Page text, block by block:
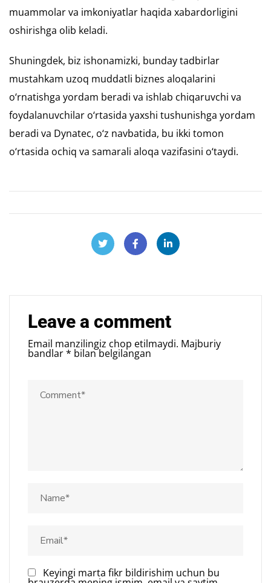
muammolar va imkoniyatlar haqida xabardorligini
oshirishga olib keladi.
Shuningdek, biz ishonamizki, bunday tadbirlar
mustahkam uzoq muddatli biznes aloqalarini
o‘rnatishga yordam beradi va ishlab chiqaruvchi va
foydalanuvchilar o‘rtasida yaxshi tushunishga yordam
beradi va Dynatec, o‘z navbatida, bu ikki tomon
o‘rtasida ochiq va samarali aloqa vazifasini o‘taydi.
Leave a comment
Email manzilingiz chop etilmaydi. Majburiy
bandlar* bilan belgilangan
Keyingi marta fikr bildirishim uchun bu